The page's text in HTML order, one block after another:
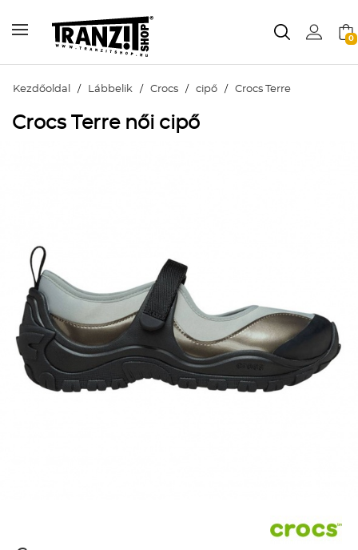
0
Kezdőoldal / Lábbelik / Crocs / cipő / Crocs Terre
Crocs Terre női cipő